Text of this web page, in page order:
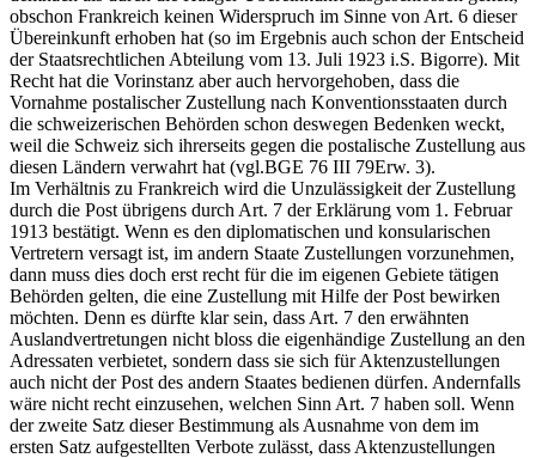
obschon Frankreich keinen Widerspruch im Sinne von Art. 6 dieser
Übereinkunft erhoben hat (so im Ergebnis auch schon der Entscheid
der Staatsrechtlichen Abteilung vom 13. Juli 1923 i.S. Bigorre). Mit
Recht hat die Vorinstanz aber auch hervorgehoben, dass die
Vornahme postalischer Zustellung nach Konventionsstaaten durch
die schweizerischen Behörden schon deswegen Bedenken weckt,
weil die Schweiz sich ihrerseits gegen die postalische Zustellung aus
diesen Ländern verwahrt hat (vgl.BGE 76 III 79Erw. 3).
Im Verhältnis zu Frankreich wird die Unzulässigkeit der Zustellung
durch die Post übrigens durch Art. 7 der Erklärung vom 1. Februar
1913 bestätigt. Wenn es den diplomatischen und konsularischen
Vertretern versagt ist, im andern Staate Zustellungen vorzunehmen,
dann muss dies doch erst recht für die im eigenen Gebiete tätigen
Behörden gelten, die eine Zustellung mit Hilfe der Post bewirken
möchten. Denn es dürfte klar sein, dass Art. 7 den erwähnten
Auslandvertretungen nicht bloss die eigenhändige Zustellung an den
Adressaten verbietet, sondern dass sie sich für Aktenzustellungen
auch nicht der Post des andern Staates bedienen dürfen. Andernfalls
wäre nicht recht einzusehen, welchen Sinn Art. 7 haben soll. Wenn
der zweite Satz dieser Bestimmung als Ausnahme von dem im
ersten Satz aufgestellten Verbote zulässt, dass Aktenzustellungen